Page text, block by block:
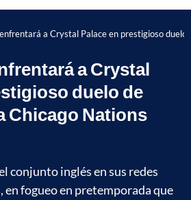
a Crystal Palace en prestigioso duelo
a Crystal
duelo de
Chicago Nations
conjunto inglés en sus redes
fogueo en pretemporada que